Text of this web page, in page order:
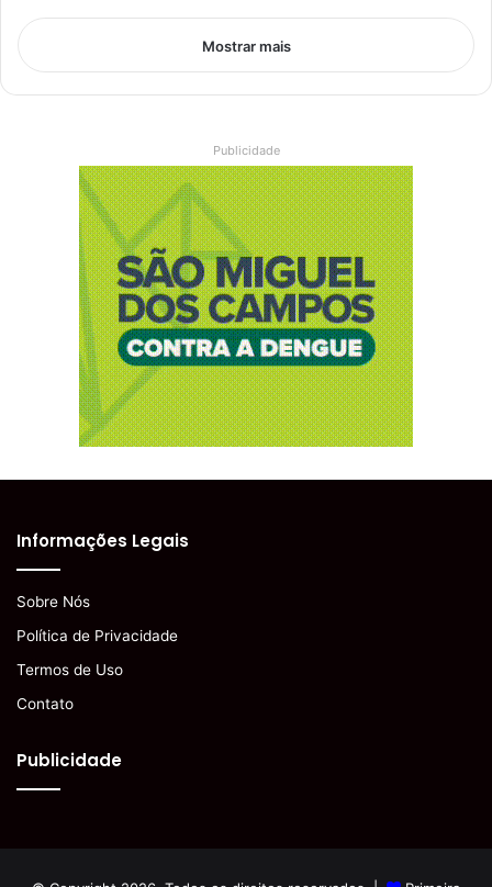
Mostrar mais
Publicidade
Informações Legais
Sobre Nós
Política de Privacidade
Termos de Uso
Contato
Publicidade